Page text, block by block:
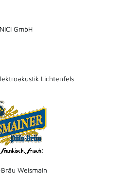
NICI GmbH
Lichtenfels
Weismain